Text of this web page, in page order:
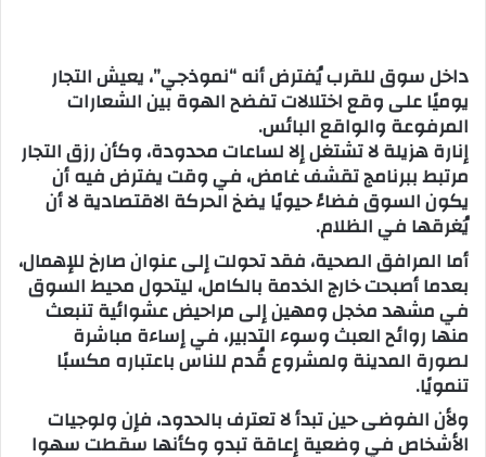
ك
ت
ر
و
ا
داخل سوق للقرب يُفترض أنه “نموذجي”، يعيش التجار
يوميًا على وقع اختلالات تفضح الهوة بين الشعارات
المرفوعة والواقع البائس.
إنارة هزيلة لا تشتغل إلا لساعات محدودة، وكأن رزق التجار
مرتبط ببرنامج تقشف غامض، في وقت يفترض فيه أن
يكون السوق فضاءً حيويًا يضخ الحركة الاقتصادية لا أن
يُغرقها في الظلام.
أما المرافق الصحية، فقد تحولت إلى عنوان صارخ للإهمال،
بعدما أصبحت خارج الخدمة بالكامل، ليتحول محيط السوق
في مشهد مخجل ومهين إلى مراحيض عشوائية تنبعث
منها روائح العبث وسوء التدبير، في إساءة مباشرة
لصورة المدينة ولمشروع قُدم للناس باعتباره مكسبًا
تنمويًا.
ولأن الفوضى حين تبدأ لا تعترف بالحدود، فإن ولوجيات
الأشخاص في وضعية إعاقة تبدو وكأنها سقطت سهوا